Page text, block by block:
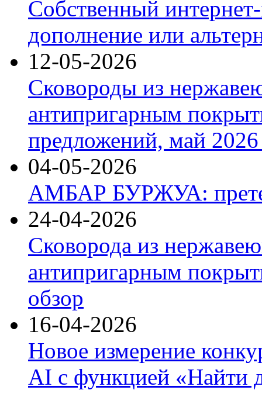
Собственный
дополнение или
12-05-2026
Сковороды из
антипригарным
предложений, май 2026
04-05-2026
АМБАР БУРЖУА:
24-04-2026
Сковорода из
антипригарным
обзор
16-04-2026
Новое измерение
AI с функцией «Найти